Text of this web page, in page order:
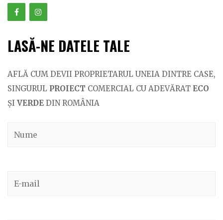
LASĂ-NE DATELE TALE
AFLĂ CUM DEVII PROPRIETARUL UNEIA DINTRE CASE,
SINGURUL PROIECT COMERCIAL CU ADEVĂRAT ECO
ȘI VERDE DIN ROMÂNIA